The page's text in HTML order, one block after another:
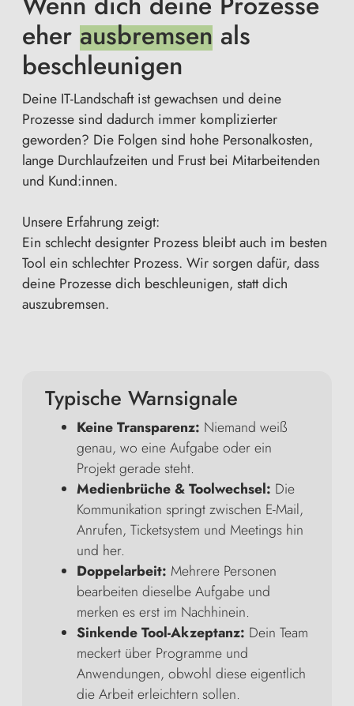
eher ausbremsen als
beschleunigen
Deine IT-Landschaft ist gewachsen und deine
Prozesse sind dadurch immer komplizierter
geworden? Die Folgen sind hohe Personalkosten,
lange Durchlaufzeiten und Frust bei Mitarbeitenden
und Kund:innen.
Unsere Erfahrung zeigt:
Ein schlecht designter Prozess bleibt auch im besten
Tool ein schlechter Prozess. Wir sorgen dafür, dass
deine Prozesse dich beschleunigen, statt dich
auszubremsen.
Typische Warnsignale
Keine Transparenz: Niemand weiß
genau, wo eine Aufgabe oder ein
Projekt gerade steht.
Medienbrüche & Toolwechsel: Die
Kommunikation springt zwischen E-Mail,
Anrufen, Ticketsystem und Meetings hin
und her.
Doppelarbeit: Mehrere Personen
bearbeiten dieselbe Aufgabe und
merken es erst im Nachhinein.
Sinkende Tool-Akzeptanz: Dein Team
meckert über Programme und
Anwendungen, obwohl diese eigentlich
die Arbeit erleichtern sollen.